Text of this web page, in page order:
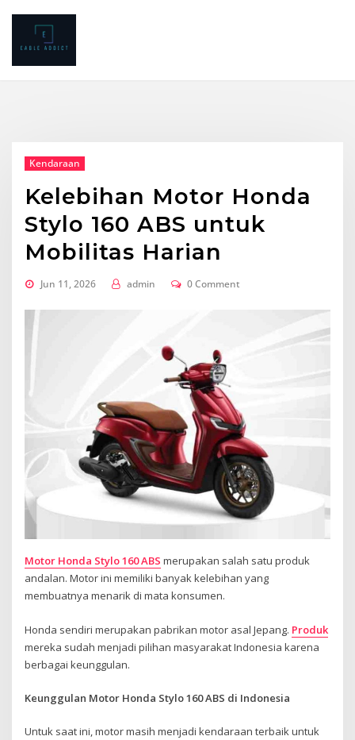
content
Kendaraan
Kelebihan Motor Honda
Stylo 160 ABS untuk
Mobilitas Harian
Jun 11, 2026 admin 0 Comment
Motor Honda Stylo 160 ABS merupakan salah satu produk
andalan. Motor ini memiliki banyak kelebihan yang
membuatnya menarik di mata konsumen.
Honda sendiri merupakan pabrikan motor asal Jepang. Produk
mereka sudah menjadi pilihan masyarakat Indonesia karena
berbagai keunggulan.
Keunggulan Motor Honda Stylo 160 ABS di Indonesia
Untuk saat ini, motor masih menjadi kendaraan terbaik untuk